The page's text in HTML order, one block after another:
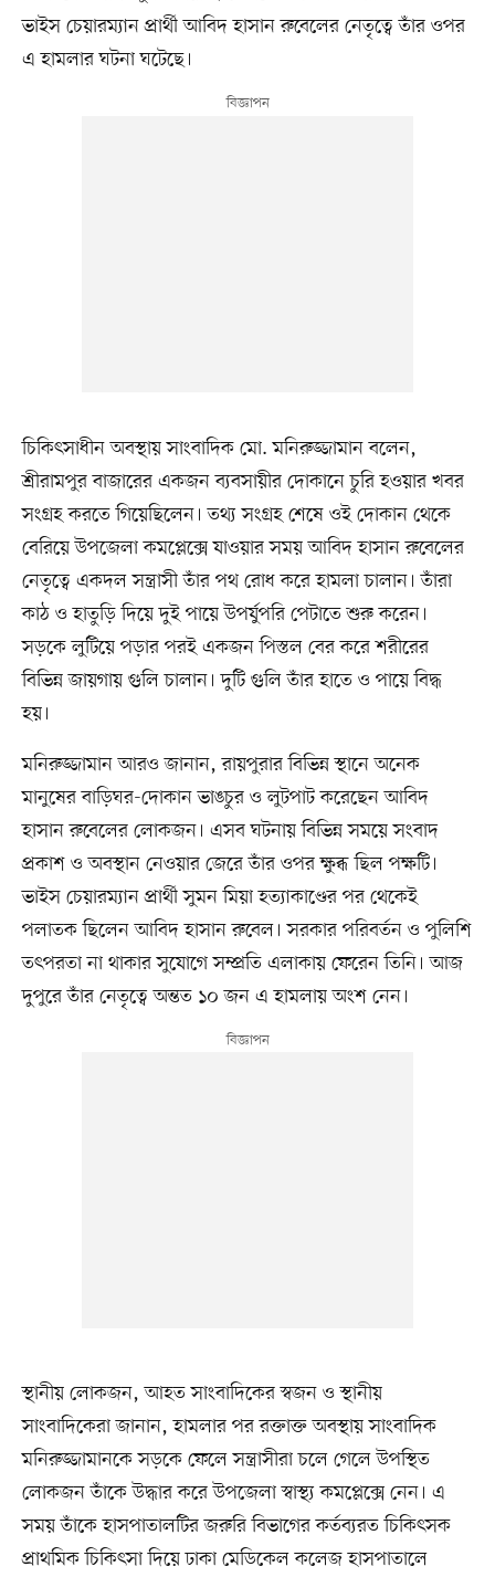
ভাইস চেয়ারম্যান প্রার্থী আবিদ হাসান রুবেলের নেতৃত্বে তাঁর ওপর
এ হামলার ঘটনা ঘটেছে।
চিকিৎসাধীন অবস্থায় সাংবাদিক মো. মনিরুজ্জামান বলেন,
শ্রীরামপুর বাজারের একজন ব্যবসায়ীর দোকানে চুরি হওয়ার খবর
সংগ্রহ করতে গিয়েছিলেন। তথ্য সংগ্রহ শেষে ওই দোকান থেকে
বেরিয়ে উপজেলা কমপ্লেক্সে যাওয়ার সময় আবিদ হাসান রুবেলের
নেতৃত্বে একদল সন্ত্রাসী তাঁর পথ রোধ করে হামলা চালান। তাঁরা
কাঠ ও হাতুড়ি দিয়ে দুই পায়ে উপর্যুপরি পেটাতে শুরু করেন।
সড়কে লুটিয়ে পড়ার পরই একজন পিস্তল বের করে শরীরের
বিভিন্ন জায়গায় গুলি চালান। দুটি গুলি তাঁর হাতে ও পায়ে বিদ্ধ
হয়।
মনিরুজ্জামান আরও জানান, রায়পুরার বিভিন্ন স্থানে অনেক
মানুষের বাড়িঘর-দোকান ভাঙচুর ও লুটপাট করেছেন আবিদ
হাসান রুবেলের লোকজন। এসব ঘটনায় বিভিন্ন সময়ে সংবাদ
প্রকাশ ও অবস্থান নেওয়ার জেরে তাঁর ওপর ক্ষুব্ধ ছিল পক্ষটি।
ভাইস চেয়ারম্যান প্রার্থী সুমন মিয়া হত্যাকাণ্ডের পর থেকেই
পলাতক ছিলেন আবিদ হাসান রুবেল। সরকার পরিবর্তন ও পুলিশি
তৎপরতা না থাকার সুযোগে সম্প্রতি এলাকায় ফেরেন তিনি। আজ
দুপুরে তাঁর নেতৃত্বে অন্তত ১০ জন এ হামলায় অংশ নেন।
স্থানীয় লোকজন, আহত সাংবাদিকের স্বজন ও স্থানীয়
সাংবাদিকেরা জানান, হামলার পর রক্তাক্ত অবস্থায় সাংবাদিক
মনিরুজ্জামানকে সড়কে ফেলে সন্ত্রাসীরা চলে গেলে উপস্থিত
লোকজন তাঁকে উদ্ধার করে উপজেলা স্বাস্থ্য কমপ্লেক্সে নেন। এ
সময় তাঁকে হাসপাতালটির জরুরি বিভাগের কর্তব্যরত চিকিৎসক
প্রাথমিক চিকিৎসা দিয়ে ঢাকা মেডিকেল কলেজ হাসপাতালে